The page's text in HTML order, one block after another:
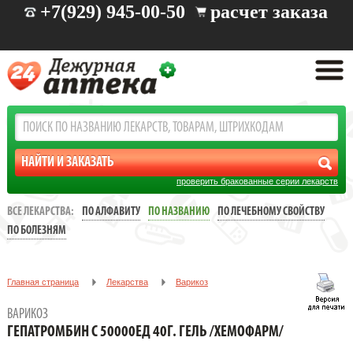
+7(929) 945-00-50 расчет заказа
проверить бракованные серии лекарств
ВСЕ ЛЕКАРСТВА: ПО АЛФАВИТУ ПО НАЗВАНИЮ
ПО ЛЕЧЕБНОМУ СВОЙСТВУ
ПО БОЛЕЗНЯМ
Главная страница Лекарства Варикоз
ВАРИКОЗ
ГЕПАТРОМБИН С 50000ЕД 40Г. ГЕЛЬ /ХЕМОФАРМ/